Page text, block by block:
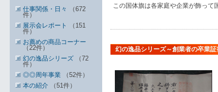
この国体旗は各家庭や企業が飾って
幻の逸品シリーズ～創業者の卒業証
仕事関係・日々
（672
件）
展示会レポート
（151
件）
お薦めの商品コーナー
（22件）
幻の逸品シリーズ （72
件）
◎◎周年事業 （52件）
本の紹介 （51件）